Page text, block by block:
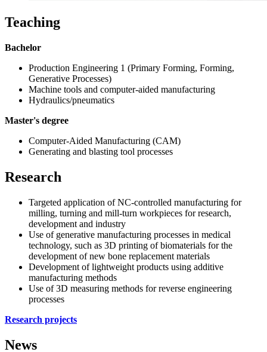
Teaching
Bachelor
Production Engineering 1 (Primary Forming, Forming,
Generative Processes)
Machine tools and computer-aided manufacturing
Hydraulics/pneumatics
Master's degree
Computer-Aided Manufacturing (CAM)
Generating and blasting tool processes
Research
Targeted application of NC-controlled manufacturing for
milling, turning and mill-turn workpieces for research,
development and industry
Use of generative manufacturing processes in medical
technology, such as 3D printing of biomaterials for the
development of new bone replacement materials
Development of lightweight products using additive
manufacturing methods
Use of 3D measuring methods for reverse engineering
processes
Research projects
News